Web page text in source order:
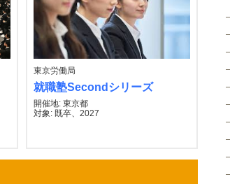
東京労働局
就職塾Secondシリーズ
開催地: 東京都
対象: 既卒、2027